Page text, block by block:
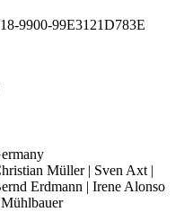
9900-99E3121D783E
Müller | Sven Axt |
Erdmann | Irene Alonso